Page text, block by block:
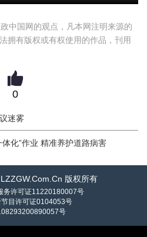
中国网的观点，凡本网注明来源的
拥有版权或有权使用的作品，刊用
0
迷雾
化”作业 精准养护道路病害
版权所有
务许可证11220180007号
节目许可证0104053号
号